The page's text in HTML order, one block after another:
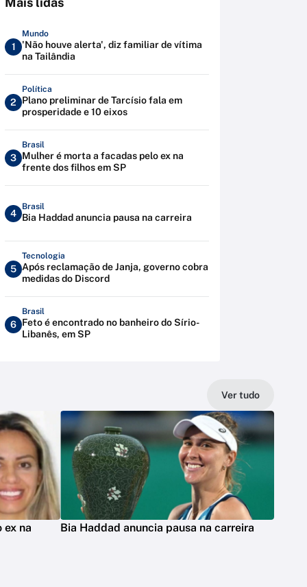
1
Mundo
'Não houve alerta', diz familiar de vítima
na Tailândia
2
Política
Plano preliminar de Tarcísio fala em
prosperidade e 10 eixos
3
Brasil
Mulher é morta a facadas pelo ex na
frente dos filhos em SP
4
Brasil
Bia Haddad anuncia pausa na carreira
5
Tecnologia
Após reclamação de Janja, governo cobra
medidas do Discord
6
Brasil
Feto é encontrado no banheiro do Sírio-
Libanês, em SP
Ver tudo
ex na
Bia Haddad anuncia pausa na carreira